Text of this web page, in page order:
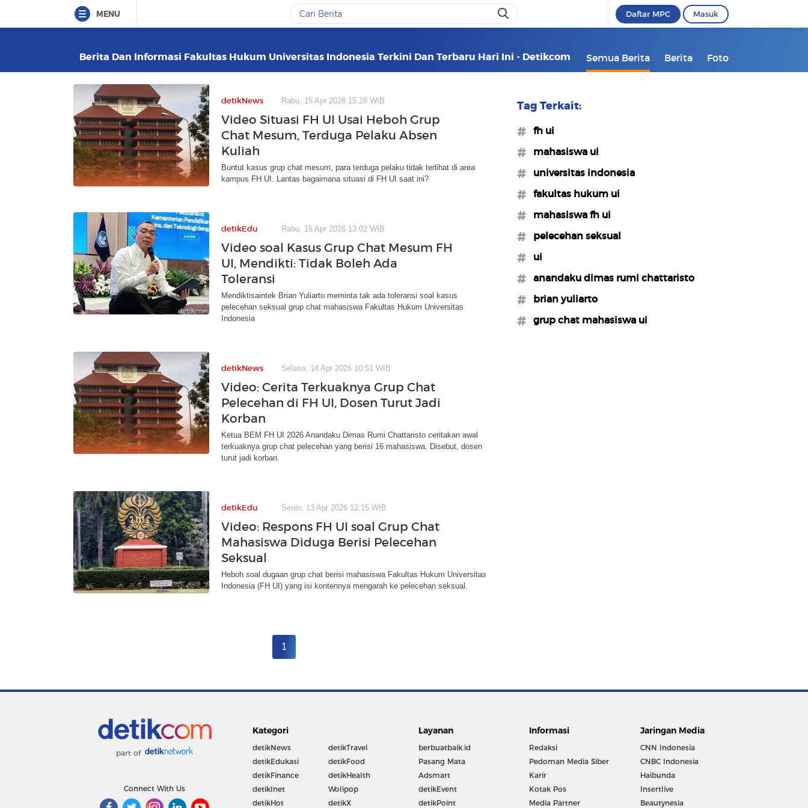
MENU Daftar MPC Masuk
Berita Dan Informasi Fakultas Hukum Universitas Indonesia Terkini Dan Terbaru Hari Ini - Detikcom Semua Berita Berita Foto
detikNews Rabu, 15 Apr 2026 15:28 WIB
Video Situasi FH UI Usai Heboh Grup
Chat Mesum, Terduga Pelaku Absen
Kuliah
Buntut kasus grup chat mesum, para terduga pelaku tidak terlihat di area
kampus FH UI. Lantas bagaimana situasi di FH UI saat ini?
detikEdu Rabu, 15 Apr 2026 13:02 WIB
Video soal Kasus Grup Chat Mesum FH
UI, Mendikti: Tidak Boleh Ada
Toleransi
Mendiktisaintek Brian Yuliarto meminta tak ada toleransi soal kasus
pelecehan seksual grup chat mahasiswa Fakultas Hukum Universitas
Indonesia
detikNews Selasa, 14 Apr 2026 10:51 WIB
Video: Cerita Terkuaknya Grup Chat
Pelecehan di FH UI, Dosen Turut Jadi
Korban
Ketua BEM FH UI 2026 Anandaku Dimas Rumi Chattaristo ceritakan awal
terkuaknya grup chat pelecehan yang berisi 16 mahasiswa. Disebut, dosen
turut jadi korban.
detikEdu Senin, 13 Apr 2026 12:15 WIB
Video: Respons FH UI soal Grup Chat
Mahasiswa Diduga Berisi Pelecehan
Seksual
Heboh soal dugaan grup chat berisi mahasiswa Fakultas Hukum Universitas
Indonesia (FH UI) yang isi kontennya mengarah ke pelecehan seksual.
1
Tag Terkait:
#fh ui
#mahasiswa ui
#universitas indonesia
#fakultas hukum ui
#mahasiswa fh ui
#pelecehan seksual
#ui
#anandaku dimas rumi chattaristo
#brian yuliarto
#grup chat mahasiswa ui
part of
Connect With Us
Kategori
detikNews
detikEdukasi
detikFinance
detikInet
detikHot
detikTravel
detikFood
detikHealth
Wolipop
detikX
Layanan
berbuatbaik.id
Pasang Mata
Adsmart
detikEvent
detikPoint
Informasi
Redaksi
Pedoman Media Siber
Karir
Kotak Pos
Media Partner
Jaringan Media
CNN Indonesia
CNBC Indonesia
Haibunda
Insertlive
Beautynesia